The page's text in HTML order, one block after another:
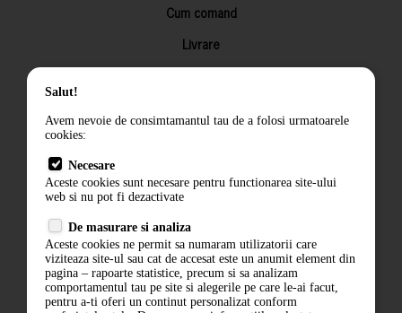
Cum comand
Livrare
Returnarea produselor
Termeni si conditii
Politica de confidentialitate
ANPC
Salut!
Avem nevoie de consimtamantul tau de a folosi urmatoarele
cookies:
Necesare
Aceste cookies sunt necesare pentru functionarea site-ului
web si nu pot fi dezactivate
De masurare si analiza
Aceste cookies ne permit sa numaram utilizatorii care
viziteaza site-ul sau cat de accesat este un anumit element din
pagina – rapoarte statistice, precum si sa analizam
comportamentul tau pe site si alegerile pe care le-ai facut,
pentru a-ti oferi un continut personalizat conform